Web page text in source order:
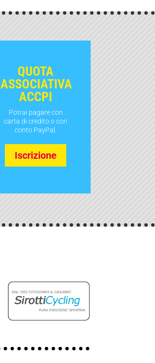
QUOTA
ASSOCIATIVA
ACCPI
Potrai pagare con
carta di credito o con
conto PayPal.
Iscrizione